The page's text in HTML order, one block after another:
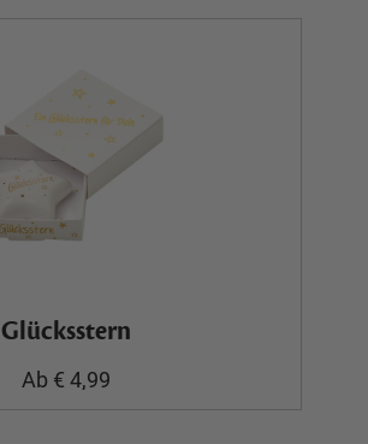
Glücksstern
Ab € 4,99